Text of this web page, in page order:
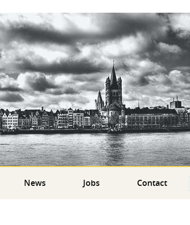
News Jobs Contact